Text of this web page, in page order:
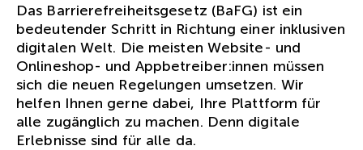
Das Barrierefreiheitsgesetz (BaFG) ist ein
bedeutender Schritt in Richtung einer inklusiven
digitalen Welt. Die meisten Website- und
Onlineshop- und Appbetreiber:innen müssen
sich die neuen Regelungen umsetzen. Wir
helfen Ihnen gerne dabei, Ihre Plattform für
alle zugänglich zu machen. Denn digitale
Erlebnisse sind für alle da.